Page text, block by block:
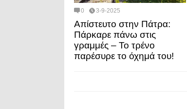
0 3-9-2025
Απίστευτο στην Πάτρα:
Πάρκαρε πάνω στις
γραμμές – Το τρένο
παρέσυρε το όχημά του!